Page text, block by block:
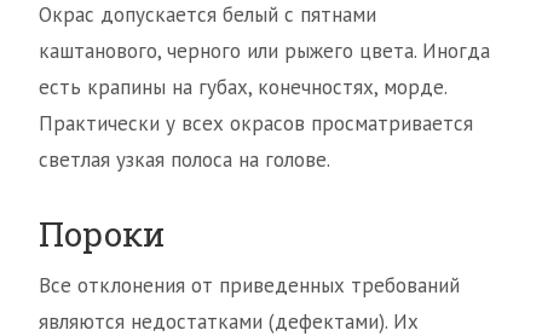
Окрас допускается белый с пятнами
каштанового, черного или рыжего цвета. Иногда
есть крапины на губах, конечностях, морде.
Практически у всех окрасов просматривается
светлая узкая полоса на голове.
Пороки
Все отклонения от приведенных требований
являются недостатками (дефектами). Их